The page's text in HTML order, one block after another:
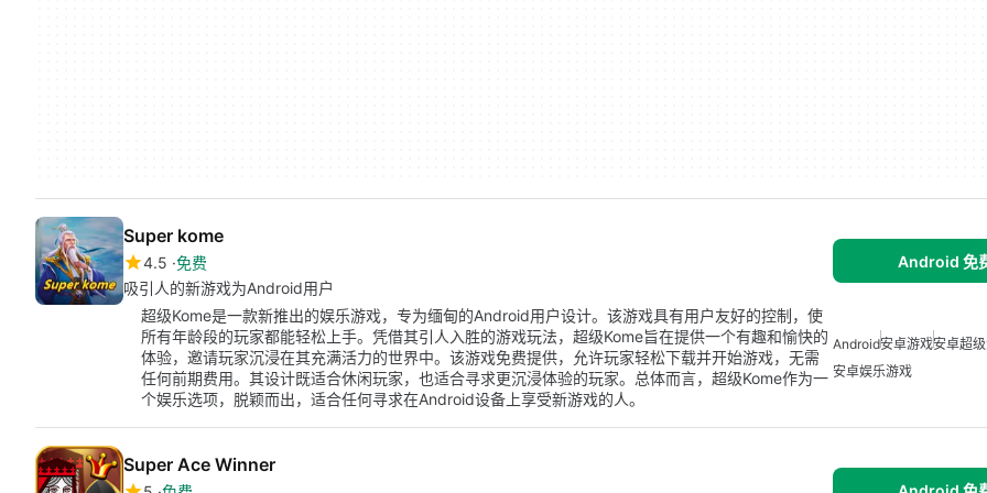
Super kome
4.5 免费
吸引人的新游戏为Android用户
Android 免
超级Kome是一款新推出的娱乐游戏，专为缅甸的Android用户设计。该游戏具有用户友好的控制，使
所有年龄段的玩家都能轻松上手。凭借其引人入胜的游戏玩法，超级Kome旨在提供一个有趣和愉快的
体验，邀请玩家沉浸在其充满活力的世界中。该游戏免费提供，允许玩家轻松下载并开始游戏，无需
任何前期费用。其设计既适合休闲玩家，也适合寻求更沉浸体验的玩家。总体而言，超级Kome作为一
个娱乐选项，脱颖而出，适合任何寻求在Android设备上享受新游戏的人。
Android安卓游戏安卓超
安卓娱乐游戏
Super Ace Winner